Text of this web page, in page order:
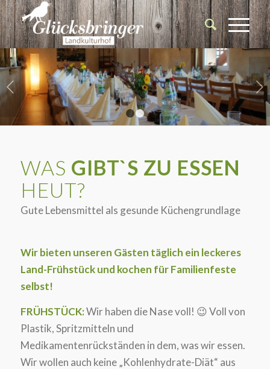
Weiter
1 2
WAS GIBT`S ZU ESSEN
HEUT?
Gute Lebensmittel als gesunde Küchengrundlage
Wir bieten unseren Gästen täglich ein leckeres
Land-Frühstück und kochen für Familienfeste
selbst!
FRÜHSTÜCK:Wir haben die Nase voll! 😉 Voll von
Plastik, Spritzmitteln und
Medikamentenrückständen in dem, was wir essen.
Wir wollen auch keine „Kohlenhydrate-Diät“ aus